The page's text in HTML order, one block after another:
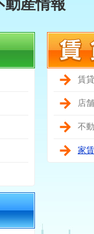
動産情報
賃
店
不
家